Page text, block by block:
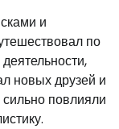
и
по
новых друзей и
повлияли